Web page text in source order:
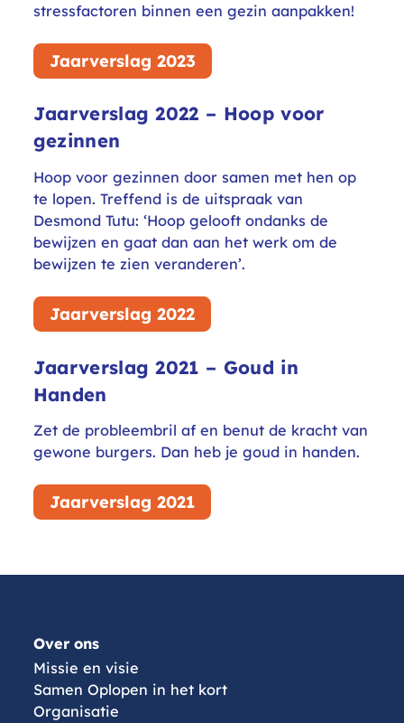
stressfactoren binnen een gezin aanpakken!
Jaarverslag 2023
Jaarverslag 2022 – Hoop voor
gezinnen
Hoop voor gezinnen door samen met hen op
te lopen. Treffend is de uitspraak van
Desmond Tutu: ‘Hoop gelooft ondanks de
bewijzen en gaat dan aan het werk om de
bewijzen te zien veranderen’.
Jaarverslag 2022
Jaarverslag 2021 – Goud in
Handen
Zet de probleembril af en benut de kracht van
gewone burgers. Dan heb je goud in handen.
Jaarverslag 2021
Menu
Over ons
Missie en visie
Samen Oplopen in het kort
Organisatie